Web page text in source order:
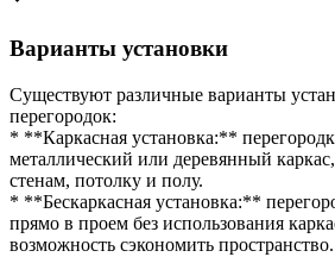
Варианты установки
Существуют различные варианты
перегородок:
* **Каркасная установка:**
металлический или деревянный
стенам, потолку и полу.
* **Бескаркасная установка:**
прямо в проем без использования
возможность сэкономить пространство.